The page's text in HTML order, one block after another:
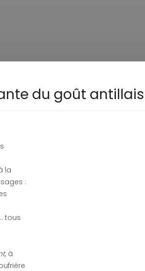
du goût antillais
la
:
tous
, à